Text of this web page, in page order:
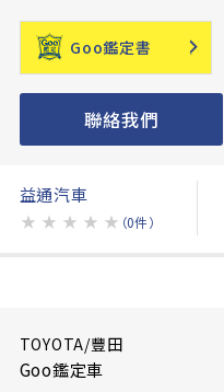
Goo鑑定書
聯絡我們
益通汽車
★ ★ ★ ★ ★ （0件）
TOYOTA/豐田
Goo鑑定車